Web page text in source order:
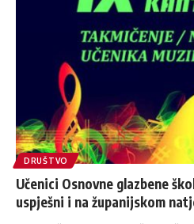
DRUŠTVO
Učenici Osnovne glazbene
uspješni i na županijskom